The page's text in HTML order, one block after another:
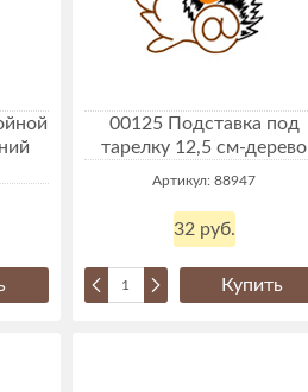
00125 Подставка под
тарелку 12,5 см-дерево
Артикул: 88947
32 руб.
Купить